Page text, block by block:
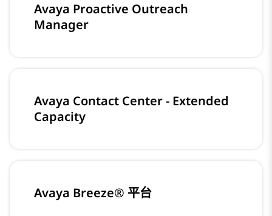
Avaya Proactive Outreach
Manager
Avaya Contact Center - Extended
Capacity
Avaya Breeze® 平台